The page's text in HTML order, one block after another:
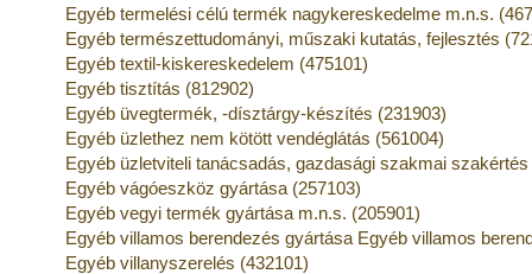
Egyéb termelési célú termék nagykereskedelme m.n.s.
Egyéb természettudományi, műszaki kutatás, fejlesztés
Egyéb textil-kiskereskedelem (475101)
Egyéb tisztítás (812902)
Egyéb üvegtermék, -dísztárgy-készítés (231903)
Egyéb üzlethez nem kötött vendéglátás (561004)
Egyéb üzletviteli tanácsadás, gazdasági szakmai
Egyéb vágóeszköz gyártása (257103)
Egyéb vegyi termék gyártása m.n.s. (205901)
Egyéb villamos berendezés gyártása Egyéb villamos
Egyéb villanyszerelés (432101)